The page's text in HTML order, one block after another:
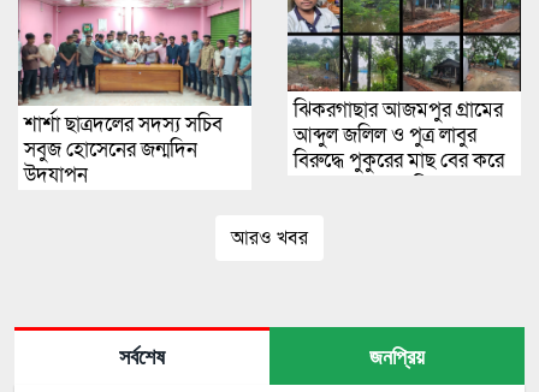
শার্শা ছাত্রদলের সদস্য সচিব
সবুজ হোসেনের জন্মদিন
উদযাপন
ঝিকরগাছার আজমপুর গ্রামের
আব্দুল জলিল ও পুত্র লাবুর
বিরুদ্ধে পুকুরের মাছ বের করে
আরও খবর
সর্বশেষ জনপ্রিয়